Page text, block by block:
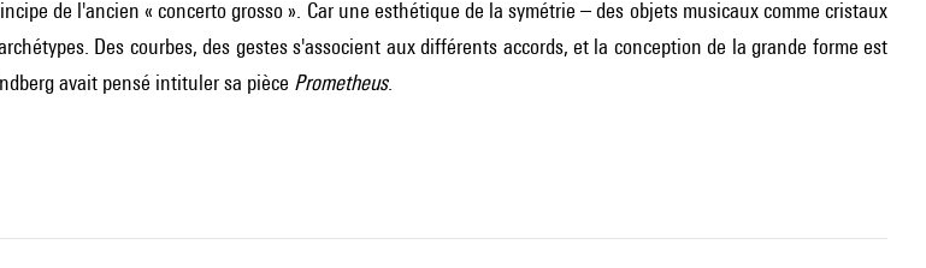
de l'ancien « concerto grosso ». Car une esthétique de la symétrie – des objets musicaux comme cristaux
Des courbes, des gestes s'associent aux différents accords, et la conception de la grande forme est
avait pensé intituler sa pièce Prometheus.